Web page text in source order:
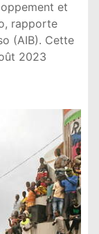
et
rapporte
(AIB). Cette
2023